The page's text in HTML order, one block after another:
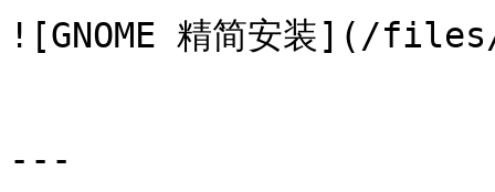
![GNOME 精简安装](/files/
---